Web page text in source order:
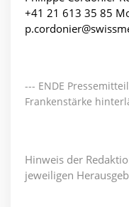
+41 21 613 35 85
--- ENDE
Frankenstärke
Hinweis der
jeweiligen